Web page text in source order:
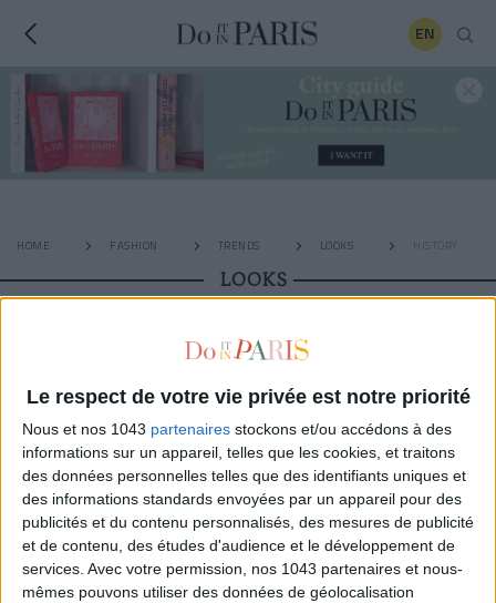
Le respect de votre vie privée est notre priorité
Nous et nos 1043 partenaires stockons et/ou accédons à des
informations sur un appareil, telles que les cookies, et traitons
des données personnelles telles que des identifiants uniques et
des informations standards envoyées par un appareil pour des
publicités et du contenu personnalisés, des mesures de publicité
et de contenu, des études d'audience et le développement de
services. Avec votre permission, nos 1043 partenaires et nous-
mêmes pouvons utiliser des données de géolocalisation
EN
HOME FASHION TRENDS LOOKS HISTORY
LOOKS
2 3 4 5 6 7